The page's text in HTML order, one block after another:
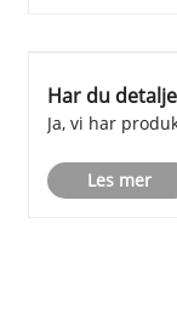
Har du
Ja, vi har
Les mer